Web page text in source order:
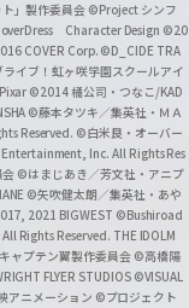
」製作委員会 ©Project シンフ
overDress Character Design ©20
COVER Corp. ©D_CIDE TRA
イブ！虹ヶ咲学園スクールアイ
©2014 橘公司・つなこ/KAD
©藤本タツキ／集英社・ＭＡ
Reserved. ©白米良・オーバー
Inc. All Rights Res
会 ©はまじあき／芳文社・アニプ
©矢吹健太朗／集英社・あや
2021 BIGWEST ©Bushiroad
Rights Reserved. THE IDOLM
ャプテン翼製作委員会 ©高橋陽
FLYER STUDIOS ©VISUAL
アニメーション ©プロジェクト